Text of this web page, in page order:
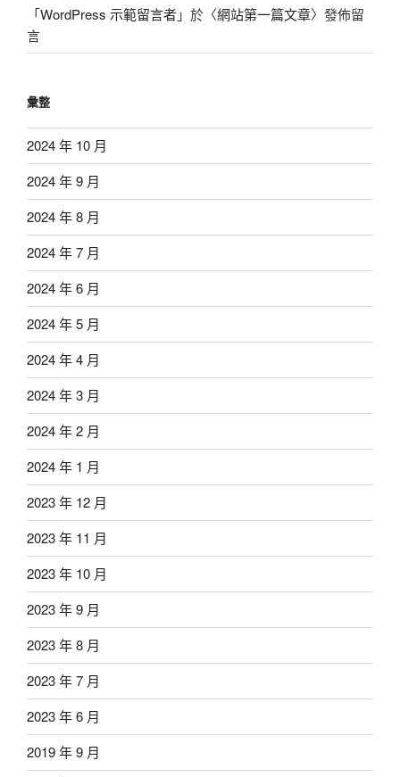
「WordPress 示範留言者」於〈網站第一篇文章〉發佈留
言
彙整
2024 年 10 月
2024 年 9 月
2024 年 8 月
2024 年 7 月
2024 年 6 月
2024 年 5 月
2024 年 4 月
2024 年 3 月
2024 年 2 月
2024 年 1 月
2023 年 12 月
2023 年 11 月
2023 年 10 月
2023 年 9 月
2023 年 8 月
2023 年 7 月
2023 年 6 月
2019 年 9 月